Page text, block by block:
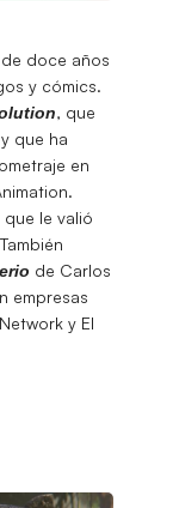
doce años
y cómics.
, que
que ha
en
que le valió
de Carlos
empresas
y El